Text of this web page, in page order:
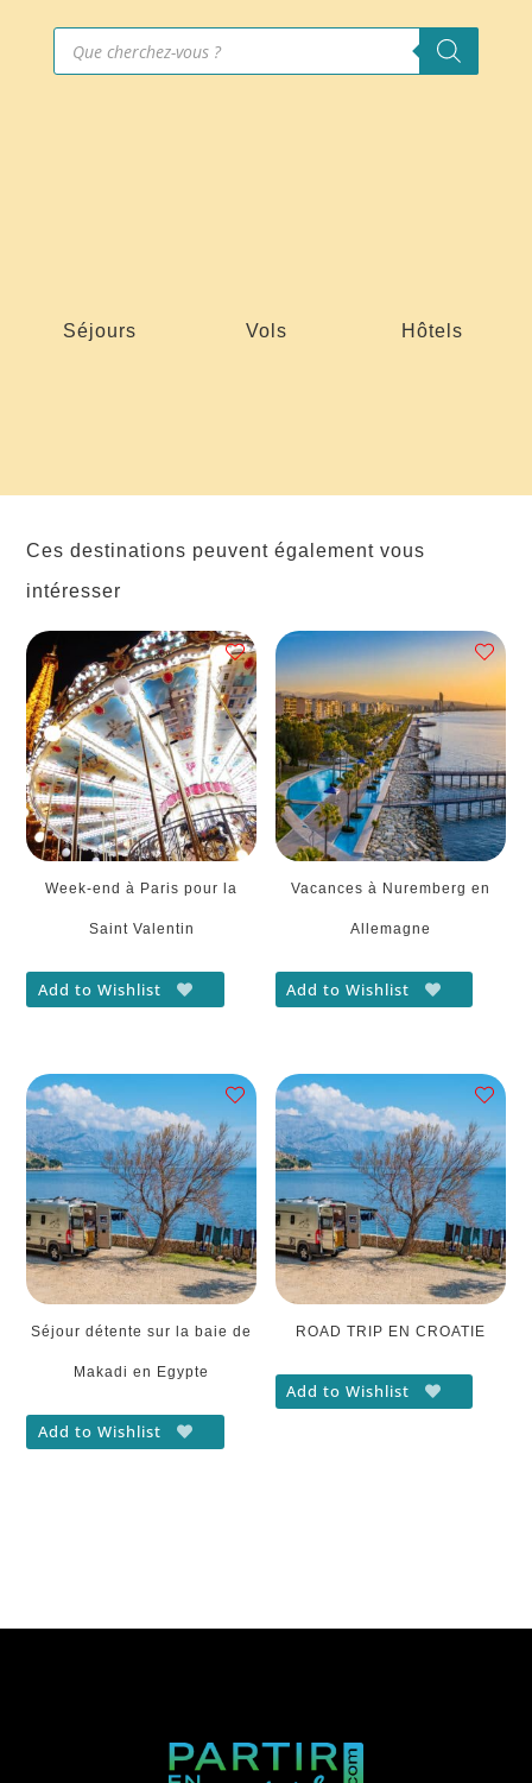
Recherche
produits
Séjours Vols Hôtels
Ces destinations peuvent également vous
intéresser
Week-end à Paris pour la
Saint Valentin
Add to Wishlist
Vacances à Nuremberg en
Allemagne
Add to Wishlist
Séjour détente sur la baie de
Makadi en Egypte
Add to Wishlist
ROAD TRIP EN CROATIE
Add to Wishlist